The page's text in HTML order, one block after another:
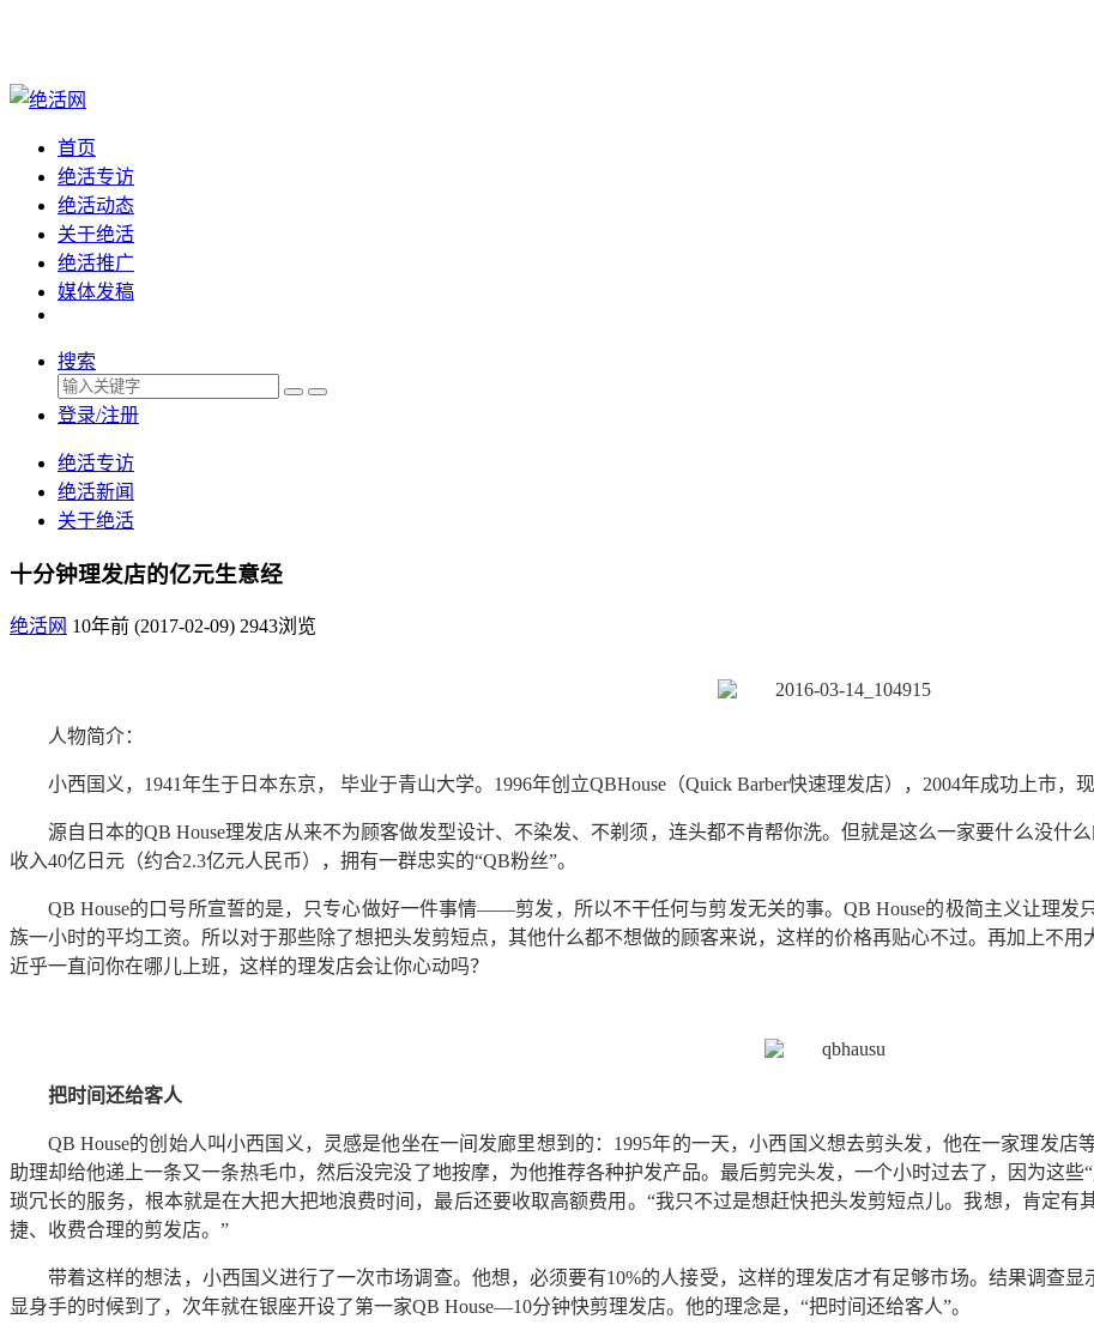
首页
绝活专访
绝活动态
关于绝活
绝活推广
媒体发稿
搜索
登录/注册
绝活专访
绝活新闻
关于绝活
十分钟理发店的亿元生意经
绝活网 10年前 (2017-02-09) 2943浏览
人物简介：
小西国义，1941年生于日本东京， 毕业于青山大学。1996年创立QBHouse（Quick Barber快速理发店），2004年成功上市，
源自日本的QB House理发店从来不为顾客做发型设计、不染发、不剃须，连头都不肯帮你洗。但就是这么一家要什么没什
收入40亿日元（约合2.3亿元人民币），拥有一群忠实的“QB粉丝”。
QB House的口号所宣誓的是，只专心做好一件事情——剪发，所以不干任何与剪发无关的事。QB House的极简主义让理发
族一小时的平均工资。所以对于那些除了想把头发剪短点，其他什么都不想做的顾客来说，这样的价格再贴心不过。再加上不
近乎一直问你在哪儿上班，这样的理发店会让你心动吗？
把时间还给客人
QB House的创始人叫小西国义，灵感是他坐在一间发廊里想到的：1995年的一天，小西国义想去剪头发，他在一家理发
助理却给他递上一条又一条热毛巾，然后没完没了地按摩，为他推荐各种护发产品。最后剪完头发，一个小时过去了，因为这
琐冗长的服务，根本就是在大把大把地浪费时间，最后还要收取高额费用。“我只不过是想赶快把头发剪短点儿。我想，肯定
捷、收费合理的剪发店。”
带着这样的想法，小西国义进行了一次市场调查。他想，必须要有10%的人接受，这样的理发店才有足够市场。结果调查
显身手的时候到了，次年就在银座开设了第一家QB House—10分钟快剪理发店。他的理念是，“把时间还给客人”。